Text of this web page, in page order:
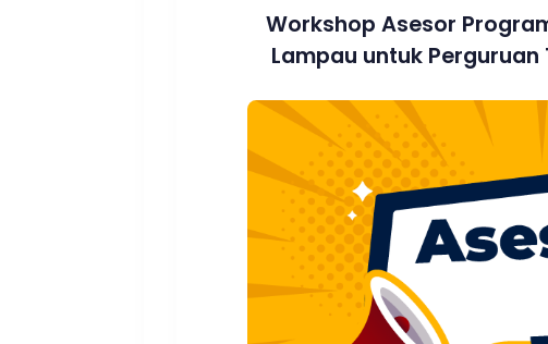
Workshop Asesor
Lampau untuk